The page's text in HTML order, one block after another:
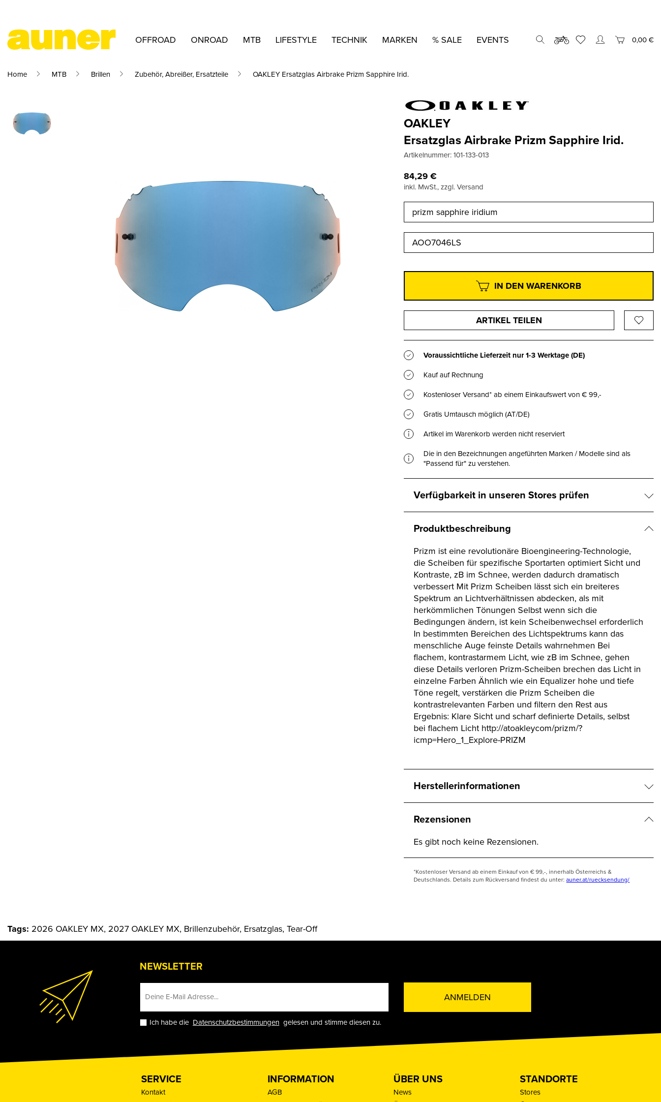
OFFROAD ONROAD MTB LIFESTYLE TECHNIK MARKEN % SALE EVENTS 0,00 €
Home MTB Brillen Zubehör, Abreißer, Ersatzteile OAKLEY Ersatzglas Airbrake Prizm Sapphire Irid.
OAKLEY
Ersatzglas Airbrake Prizm Sapphire Irid.
Artikelnummer:101-133-013
84,29€
inkl. MwSt., zzgl. Versand
prizm sapphire iridium
AOO7046LS
IN DEN WARENKORB
ARTIKEL TEILEN
Voraussichtliche Lieferzeit nur1-3 Werktage(DE)
Kauf auf Rechnung
Kostenloser Versand* ab einem Einkaufswert von € 99,-
Gratis Umtausch möglich (AT/DE)
Artikel im Warenkorb werden nicht reserviert
Die in den Bezeichnungen angeführten Marken / Modelle sind als
"Passend für" zu verstehen.
Verfügbarkeit in unseren Stores prüfen
Produktbeschreibung
Prizm ist eine revolutionäre Bioengineering-Technologie,
die Scheiben für spezifische Sportarten optimiert Sicht und
Kontraste, zB im Schnee, werden dadurch dramatisch
verbessert Mit Prizm Scheiben lässt sich ein breiteres
Spektrum an Lichtverhältnissen abdecken, als mit
herkömmlichen Tönungen Selbst wenn sich die
Bedingungen ändern, ist kein Scheibenwechsel erforderlich
In bestimmten Bereichen des Lichtspektrums kann das
menschliche Auge feinste Details wahrnehmen Bei
flachem, kontrastarmem Licht, wie zB im Schnee, gehen
diese Details verloren Prizm-Scheiben brechen das Licht in
einzelne Farben Ähnlich wie ein Equalizer hohe und tiefe
Töne regelt, verstärken die Prizm Scheiben die
kontrastrelevanten Farben und filtern den Rest aus
Ergebnis: Klare Sicht und scharf definierte Details, selbst
bei flachem Licht http://atoakleycom/prizm/?
icmp=Hero_1_Explore-PRIZM
Herstellerinformationen
Rezensionen
Es gibt noch keine Rezensionen.
*Kostenloser Versand ab einem Einkauf von € 99,-, innerhalb Österreichs &
Deutschlands. Details zum Rückversand findest du unter:auner.at/ruecksendung/
Tags: 2026 OAKLEY MX, 2027 OAKLEY MX, Brillenzubehör, Ersatzglas, Tear-Off
NEWSLETTER
Ich habe die Datenschutzbestimmungengelesen und stimme diesen zu.
ANMELDEN
SERVICE
Kontakt
INFORMATION
AGB
ÜBER UNS
News
STANDORTE
Stores